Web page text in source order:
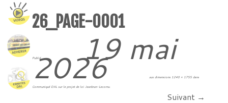
26_PAGE-0001
Publié 19 mai
2026 aux dimensions 1240 × 1755 dans
Communiqué DAL sur le projet de loi Jeanbrun-Lecornu.
Suivant →